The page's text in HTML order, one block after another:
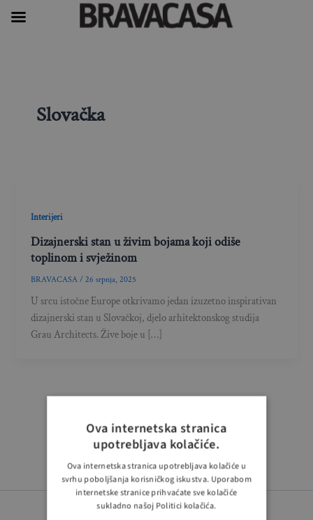
Slovačka
Interijeri
Dizajnerski stan u živim bojama koji odiše
toplinom i svježinom
BRAVACASA/26 srpnja, 2025
U srcu istočne Europe otkrivamo jedan izuzetno inspirativan
dizajnerski stan u Slovačkoj, djelo arhitektonskog studija
Grau Architects. Žive boje u […]
Ova internetska stranica
upotrebljava kolačiće.
Ova internetska stranica upotrebljava kolačiće u
svrhu poboljšanja korisničkog iskustva. Uporabom
internetske stranice prihvaćate sve kolačiće
sukladno našoj Politici kolačića.